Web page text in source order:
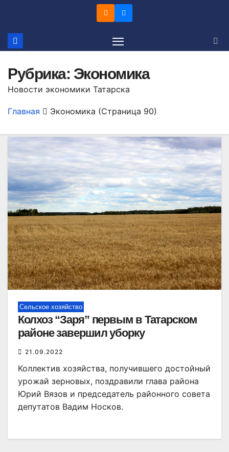
содержимому
Рубрика: Экономика
Новости экономики Татарска
Главная Экономика (Страница 90)
Сельское хозяйство
Колхоз “Заря” первым в Татарском
районе завершил уборку
21.09.2022
Коллектив хозяйства, получившего достойный
урожай зерновых, поздравили глава района
Юрий Вязов и председатель районного совета
депутатов Вадим Носков.